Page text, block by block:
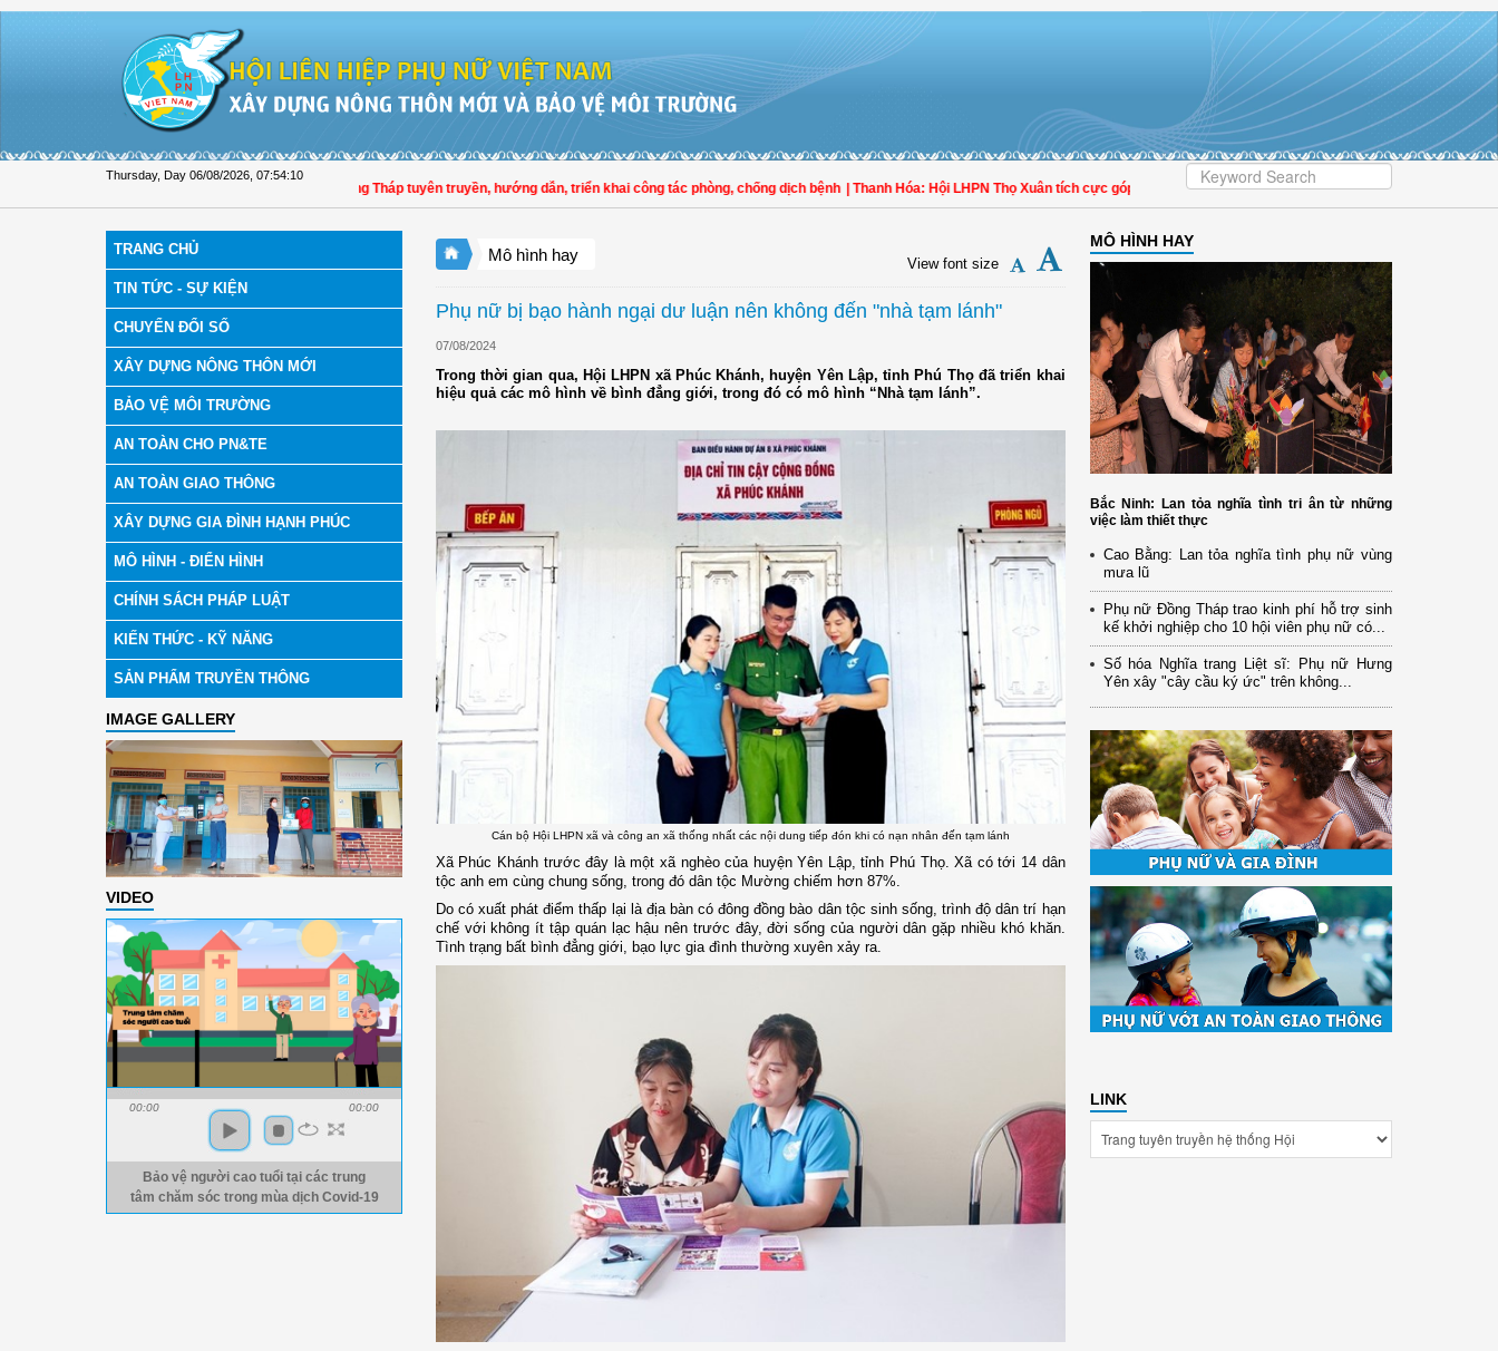
Thursday, Day 06/08/2026 07:54:12
Hội LHPN tỉnh Đồng Tháp tuyên truyền, hướng dẫn, triển khai công tác phòng, chống dịch bệnh | Thanh Hóa: Hội LHPN Thọ Xuân tích cực góp phần nâng cao tỷ lệ người dân tham gia bảo hiểm y tế
TRANG CHỦ
TIN TỨC - SỰ KIỆN
CHUYỂN ĐỔI SỐ
XÂY DỰNG NÔNG THÔN MỚI
BẢO VỆ MÔI TRƯỜNG
AN TOÀN CHO PN&TE
AN TOÀN GIAO THÔNG
XÂY DỰNG GIA ĐÌNH HẠNH PHÚC
MÔ HÌNH - ĐIỂN HÌNH
CHÍNH SÁCH PHÁP LUẬT
KIẾN THỨC - KỸ NĂNG
SẢN PHẨM TRUYỀN THÔNG
IMAGE GALLERY
VIDEO
00:00 00:00
Bảo vệ người cao tuổi tại các trung
tâm chăm sóc trong mùa dịch Covid-19
Mô hình hay View font size
Phụ nữ bị bạo hành ngại dư luận nên không đến "nhà tạm lánh"
07/08/2024
Trong thời gian qua, Hội LHPN xã Phúc Khánh, huyện Yên Lập, tỉnh Phú Thọ đã triển khai
hiệu quả các mô hình về bình đẳng giới, trong đó có mô hình “Nhà tạm lánh”.
Cán bộ Hội LHPN xã và công an xã thống nhất các nội dung tiếp đón khi có nạn nhân đến tạm lánh
Xã Phúc Khánh trước đây là một xã nghèo của huyện Yên Lập, tỉnh Phú Thọ. Xã có tới 14 dân
tộc anh em cùng chung sống, trong đó dân tộc Mường chiếm hơn 87%.
Do có xuất phát điểm thấp lại là địa bàn có đông đồng bào dân tộc sinh sống, trình độ dân trí hạn
chế với không ít tập quán lạc hậu nên trước đây, đời sống của người dân gặp nhiều khó khăn.
Tình trạng bất bình đẳng giới, bạo lực gia đình thường xuyên xảy ra.
MÔ HÌNH HAY
Bắc Ninh: Lan tỏa nghĩa tình tri ân từ những
việc làm thiết thực
Cao Bằng: Lan tỏa nghĩa tình phụ nữ vùng
mưa lũ
Phụ nữ Đồng Tháp trao kinh phí hỗ trợ sinh
kế khởi nghiệp cho 10 hội viên phụ nữ có...
Số hóa Nghĩa trang Liệt sĩ: Phụ nữ Hưng
Yên xây "cây cầu ký ức" trên không...
LINK